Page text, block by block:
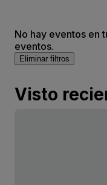
No hay eventos en
eventos.
Eliminar filtros
Visto